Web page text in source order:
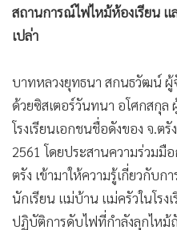
• Motoring
• เกม
• SMEs
• หุ้น
• อินโดจีน
• กองทุนรวม
• Celeb Online
• Factcheck
สถานการณ์ไฟไหม้ห้องเรียน
เปล่า
บาทหลวงยุทธนา สกนธวัฒน์ ผู้
ด้วยซิสเตอร์วันทนา อโศกสกุล
โรงเรียนเอกชนชื่อดังของ จ.ต
2561 โดยประสานความร่วมมื
ตรัง เข้ามาให้ความรู้เกี่ยวกับก
นักเรียน แม่บ้าน แม่ครัวในโรง
ปฏิบัติการดับไฟที่กำลังลุกไหม้